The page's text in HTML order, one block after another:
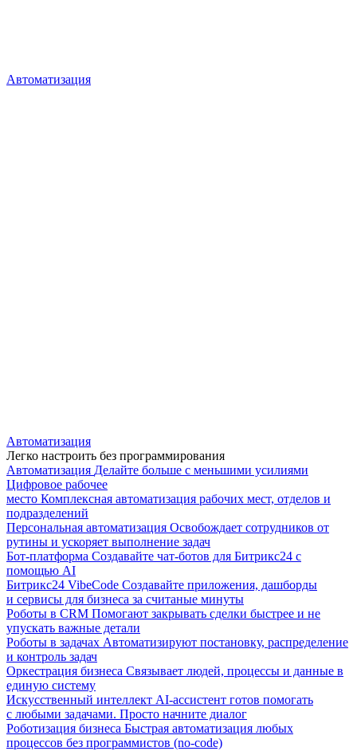
Автоматизация
Автоматизация
Легко настроить без программирования
Автоматизация Делайте больше с меньшими усилиями
Цифровое рабочее
место Комплексная автоматизация рабочих мест, отделов и
подразделений
Персональная автоматизация Освобождает сотрудников от
рутины и ускоряет выполнение задач
Бот-платформа Создавайте чат-ботов для Битрикс24 с
помощью AI
Битрикс24 VibeCode Создавайте приложения, дашборды
и сервисы для бизнеса за считаные минуты
Роботы в CRM Помогают закрывать сделки быстрее и не
упускать важные детали
Роботы в задачах Автоматизируют постановку, распределение
и контроль задач
Оркестрация бизнеса Связывает людей, процессы и данные в
единую систему
Искусственный интеллект AI-ассистент готов помогать
с любыми задачами. Просто начните диалог
Роботизация бизнеса Быстрая автоматизация любых
процессов без программистов (no-code)